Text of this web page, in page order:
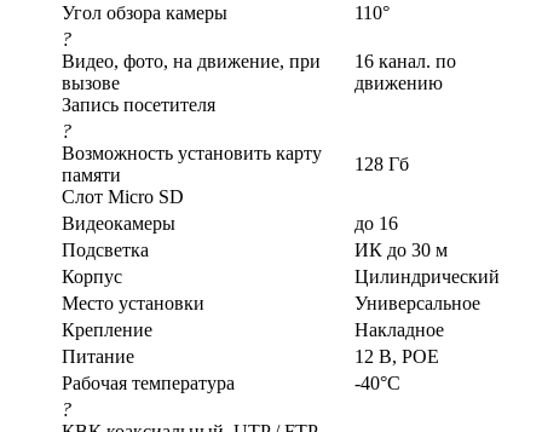
Угол обзора камеры
110°
?
Видео, фото, на движение, при
вызове
Запись посетителя
16 канал. по
движению
?
Возможность установить карту
памяти
Слот Micro SD
128 Гб
Видеокамеры
до 16
Подсветка
ИК до 30 м
Корпус
Цилиндрический
Место установки
Универсальное
Крепление
Накладное
Питание
12 В, POE
Рабочая температура
-40°С
?